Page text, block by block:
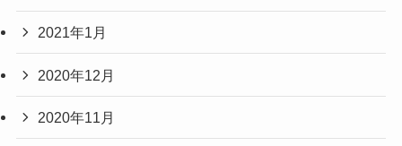
2021年1月
2020年12月
2020年11月